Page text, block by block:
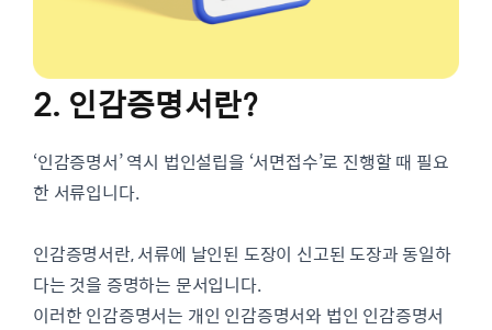
2. 인감증명서란?
‘인감증명서’ 역시 법인설립을 ‘서면접수’로 진행할 때 필요
한 서류입니다.
인감증명서란, 서류에 날인된 도장이 신고된 도장과 동일하
다는 것을 증명하는 문서입니다.
이러한 인감증명서는 개인 인감증명서와 법인 인감증명서